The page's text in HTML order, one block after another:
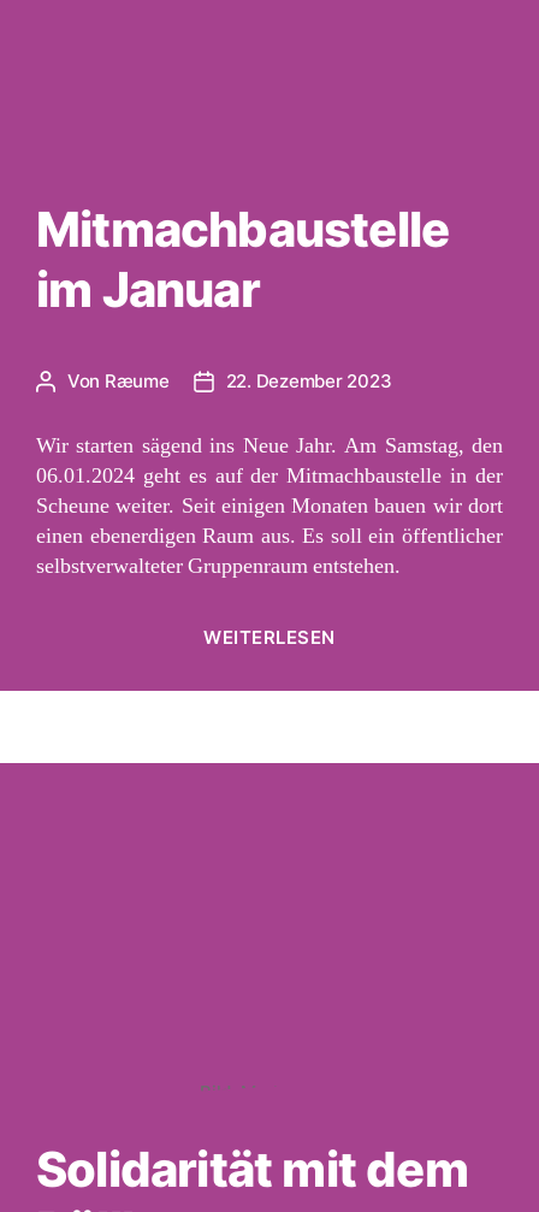
Mitmachbaustelle
im Januar
Beitragsautor
Von Ræume Veröffentlichungsdatum
22. Dezember 2023
Wir starten sägend ins Neue Jahr. Am Samstag, den
06.01.2024 geht es auf der Mitmachbaustelle in der
Scheune weiter. Seit einigen Monaten bauen wir dort
einen ebenerdigen Raum aus. Es soll ein öffentlicher
selbstverwalteter Gruppenraum entstehen.
WEITERLESEN
Januar“
Bild: Marky Mark
Solidarität mit dem